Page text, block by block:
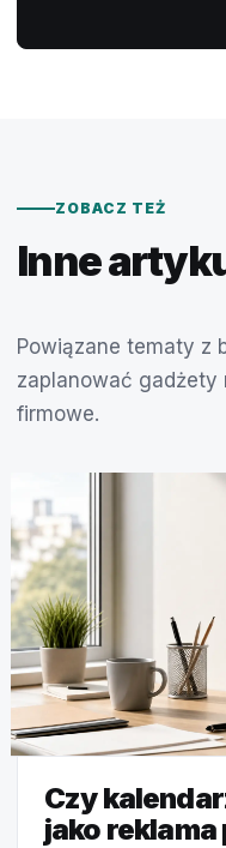
ZOBACZ TEŻ
Inne
Powiązane tematy z
zaplanować gadżety
firmowe.
Czy
jako reklama